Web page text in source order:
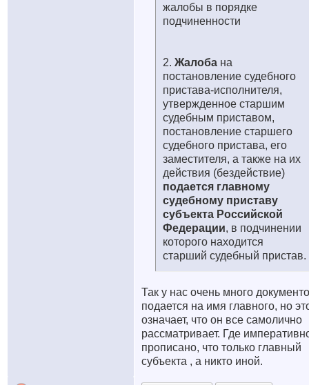
жалобы в порядке
подчиненности
2. Жалоба на
постановление судебного
пристава-исполнителя,
утвержденное старшим
судебным приставом,
постановление старшего
судебного пристава, его
заместителя, а также на их
действия (бездействие)
подается главному
судебному приставу
субъекта Российской
Федерации, в подчинении
которого находится
старший судебный пристав.
Так у нас очень много
подается на имя главного, но
означает, что он все самолично
рассматривает. Где
прописано, что только главный
субъекта , а никто иной.